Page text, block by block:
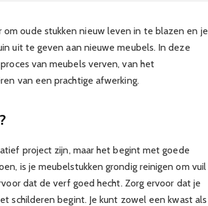
oude stukken nieuw leven in te blazen en je
uit te geven aan nieuwe meubels. In deze
van meubels verven, van het
van een prachtige afwerking.
project zijn, maar het begint met goede
is je meubelstukken grondig reinigen om vuil
dat de verf goed hecht. Zorg ervoor dat je
schilderen begint. Je kunt zowel een kwast als